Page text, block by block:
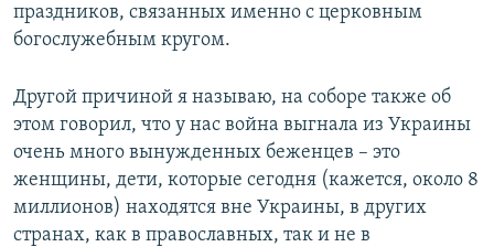
праздников, связанных именно с церковным
богослужебным кругом.
Другой причиной я называю, на соборе также об
этом говорил, что у нас война выгнала из Украины
очень много вынужденных беженцев – это
женщины, дети, которые сегодня (кажется, около 8
миллионов) находятся вне Украины, в других
странах, как в православных, так и не в